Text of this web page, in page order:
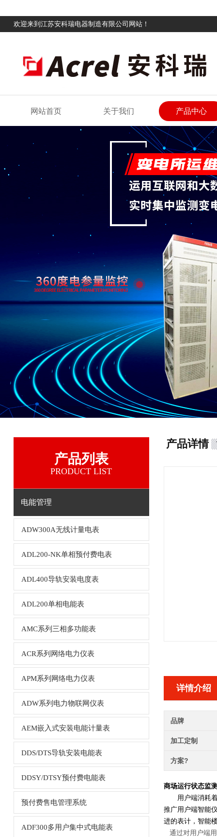
欢迎来到江苏安科瑞电器制造有限公司网站！
网站首页 关于我们 产品中心
产品列表
PRODUCT LIST
电能管理
ADW300A无线计量电表
ADL200-NK单相预付费电表
ADL400导轨安装电度表
ADL200单相电能表
AMC系列三相多功能表
ACR系列网络电力仪表
APM系列网络电力仪表
ADW系列电力物联网仪表
AEM嵌入式安装电能计量表
DDS/DTS导轨安装电能表
DDSY/DTSY预付费电能表
预付费售电管理系统
ADF300多用户集中式电能表
产品详情
详情介绍
品牌
加工定制
方案?
商场运行状态监
用户端消耗着
推广用户端智能
进的表计，智能
通过对用户端用